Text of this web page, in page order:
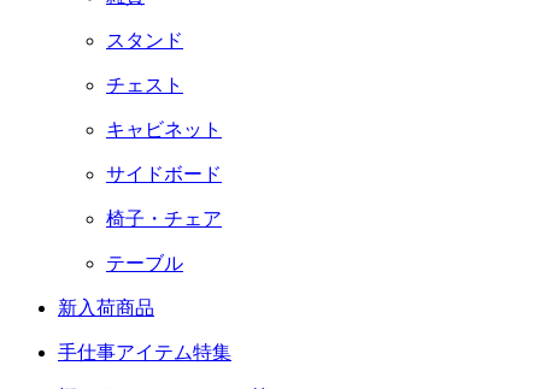
スタンド
チェスト
キャビネット
サイドボード
椅子・チェア
テーブル
新入荷商品
手仕事アイテム特集